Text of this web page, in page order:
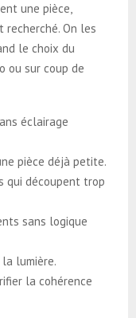
une pièce,
recherché. On les
le choix du
ou sur coup de
éclairage
pièce déjà petite.
qui découpent trop
sans logique
lumière.
la cohérence